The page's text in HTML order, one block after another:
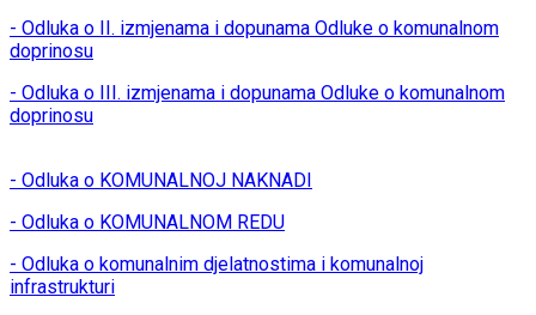
- Odluka o II. izmjenama i dopunama Odluke o komunalnom
doprinosu
- Odluka o III. izmjenama i dopunama Odluke o komunalnom
doprinosu
- Odluka o KOMUNALNOJ NAKNADI
- Odluka o KOMUNALNOM REDU
- Odluka o komunalnim djelatnostima i komunalnoj
infrastrukturi